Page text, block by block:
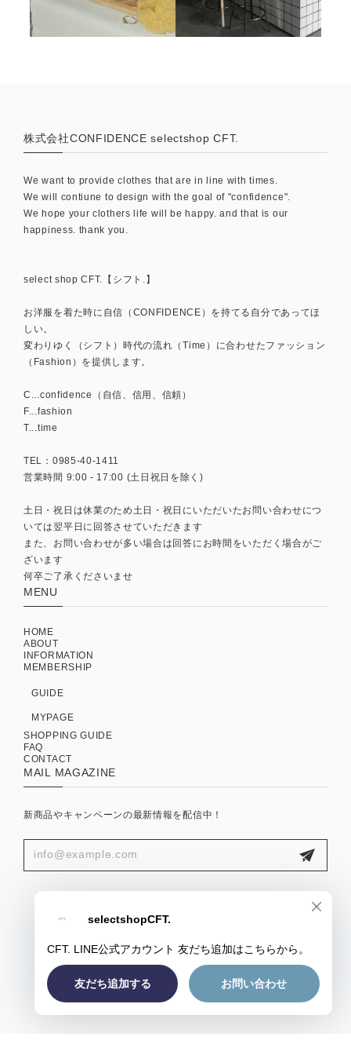
株式会社CONFIDENCE selectshop CFT.
We want to provide clothes that are in line with times.
We will contiune to design with the goal of "confidence".
We hope your clothers life will be happy. and that is our
happiness. thank you.
select shop CFT.【シフト.】
お洋服を着た時に自信（CONFIDENCE）を持てる自分であってほ
しい。
変わりゆく（シフト）時代の流れ（Time）に合わせたファッション
（Fashion）を提供します。
C...confidence（自信、信用、信頼）
F...fashion
T...time
TEL：0985-40-1411
営業時間 9:00 - 17:00 (土日祝日を除く)
土日・祝日は休業のため土日・祝日にいただいたお問い合わせにつ
いては翌平日に回答させていただきます
また、お問い合わせが多い場合は回答にお時間をいただく場合がご
ざいます
何卒ご了承くださいませ
MENU
HOME
ABOUT
INFORMATION
MEMBERSHIP
GUIDE
MYPAGE
SHOPPING GUIDE
FAQ
CONTACT
MAIL MAGAZINE
新商品やキャンペーンの最新情報を配信中！